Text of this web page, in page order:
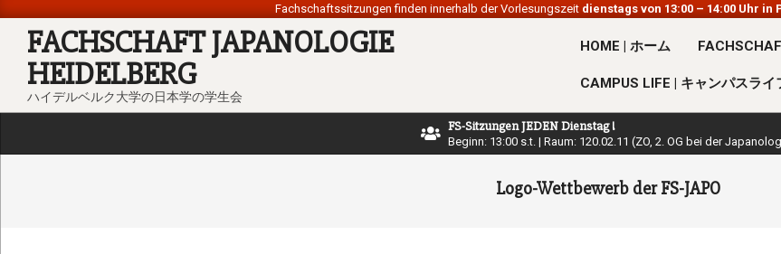
Skip
content
Fachschaftssitzungen finden innerhalb der Vorlesungszeit dienstags von 13:00 – 14:00 Uhr in
FACHSCHAFT JAPANOLOGIE
HEIDELBERG
ハイデルベルク大学の日本学の学生会
HOME | ホーム
CAMPUS LIFE | キャンパスライ
FS-Sitzungen JEDEN Dienstag !
Beginn: 13:00 s.t. | Raum: 120.02.11 (ZO, 2. OG bei der
Logo-Wettbewerb der FS-JAPO